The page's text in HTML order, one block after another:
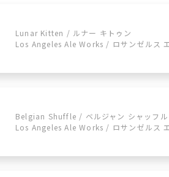
Lunar Kitten / ルナー キトゥン
Los Angeles Ale Works / ロサンゼルス
Belgian Shuffle / ベルジャン シャッフル
Los Angeles Ale Works / ロサンゼルス